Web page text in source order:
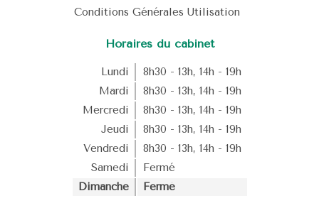
Conditions Générales Utilisation
Horaires du cabinet
Lundi 8h30 - 13h, 14h - 19h
Mardi
8h30 - 13h, 14h - 19h
Mercredi
8h30 - 13h, 14h - 19h
Jeudi
8h30 - 13h, 14h - 19h
Vendredi
8h30 - 13h, 14h - 19h
Samedi
Fermé
Dimanche
Fermé